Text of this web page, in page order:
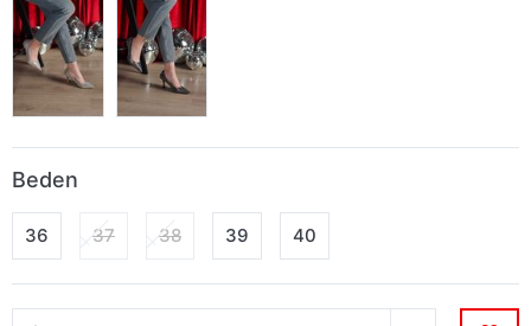
Beden
36 37 38 39 40